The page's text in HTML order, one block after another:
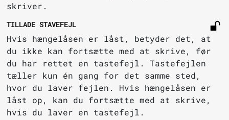
skriver.
TILLADE STAVEFEJL
Hvis hængelåsen er låst, betyder det, at
du ikke kan fortsætte med at skrive, før
du har rettet en tastefejl. Tastefejlen
tæller kun én gang for det samme sted,
hvor du laver fejlen. Hvis hængelåsen er
låst op, kan du fortsætte med at skrive,
hvis du laver en tastefejl.